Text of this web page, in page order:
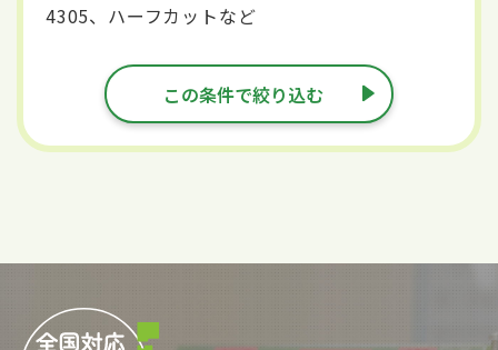
4305、ハーフカットなど